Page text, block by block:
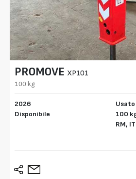
PROMOVE XP101
100 kg
2026
Disponibile
Usato
100
RM, IT